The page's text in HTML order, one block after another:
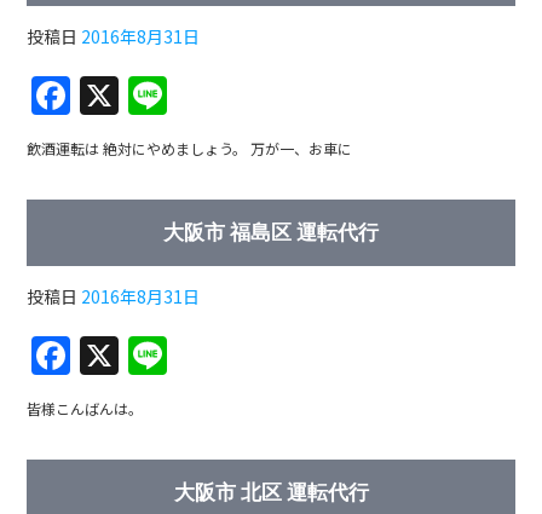
o
o
k
投稿日 2016年8月31日
F
a
c
e
o
o
k
X
n
e
飲酒運転は 絶対にやめましょう。 万が一、お車に
大阪市 福島区 運転代行
投稿日 2016年8月31日
F
a
c
e
X
皆様こんばんは。
大阪市 北区 運転代行